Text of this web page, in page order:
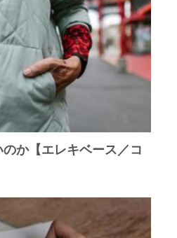
か【エレキベース／コ